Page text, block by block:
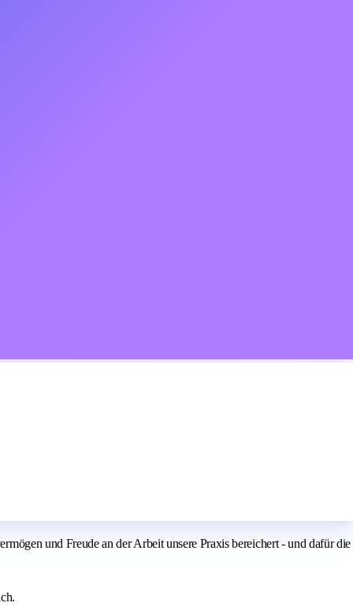
und Freude an der Arbeit unsere Praxis bereichert - und dafür die